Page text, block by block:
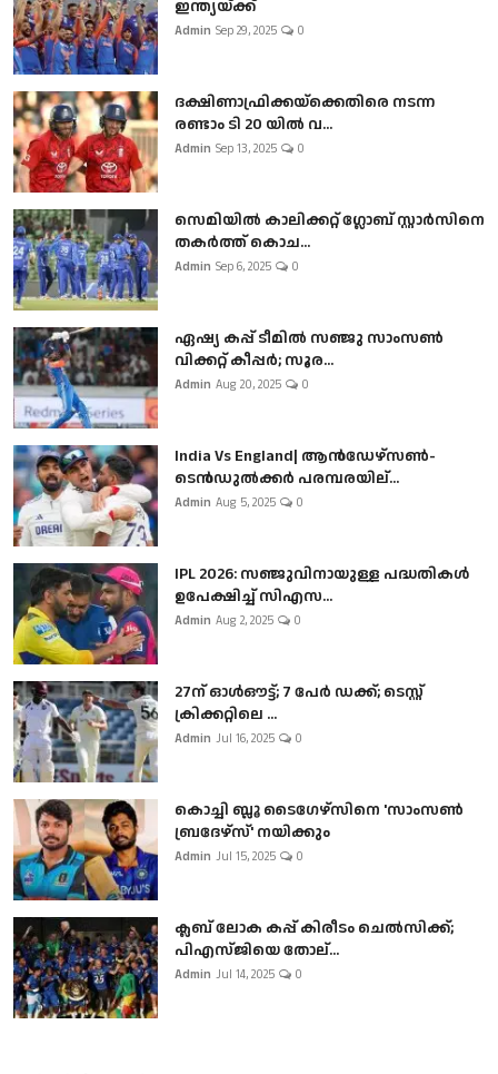
ഇന്ത്യയ്ക്ക്
Admin Sep 29, 2025 0
ദക്ഷിണാഫ്രിക്കയ്‌ക്കെതിരെ നടന്ന
രണ്ടാം ടി 20 യിൽ വ...
Admin Sep 13, 2025 0
സെമിയിൽ കാലിക്കറ്റ് ഗ്ലോബ് സ്റ്റാർസിനെ
തകർത്ത് കൊച...
Admin Sep 6, 2025 0
ഏഷ്യ കപ്പ് ടീമിൽ സഞ്ജു സാംസൺ
വിക്കറ്റ് കീപ്പർ; സൂര...
Admin Aug 20, 2025 0
India Vs England| ആൻഡേഴ്സൺ-
ടെൻഡുല്‍ക്കർ പരമ്പരയില്...
Admin Aug 5, 2025 0
IPL 2026: സഞ്ജുവിനായുള്ള പദ്ധതികൾ
ഉപേക്ഷിച്ച് സിഎസ...
Admin Aug 2, 2025 0
27ന് ഓൾഔട്ട്; 7 പേർ ഡക്ക്; ടെസ്റ്റ്
ക്രിക്കറ്റിലെ ...
Admin Jul 16, 2025 0
കൊച്ചി ബ്ലൂ ടൈഗേഴ്സിനെ 'സാംസൺ
ബ്രദേഴ്സ്' നയിക്കും
Admin Jul 15, 2025 0
ക്ലബ് ലോക കപ്പ് കിരീടം ചെല്‍സിക്ക്;
പിഎസ്ജിയെ തോല്...
Admin Jul 14, 2025 0